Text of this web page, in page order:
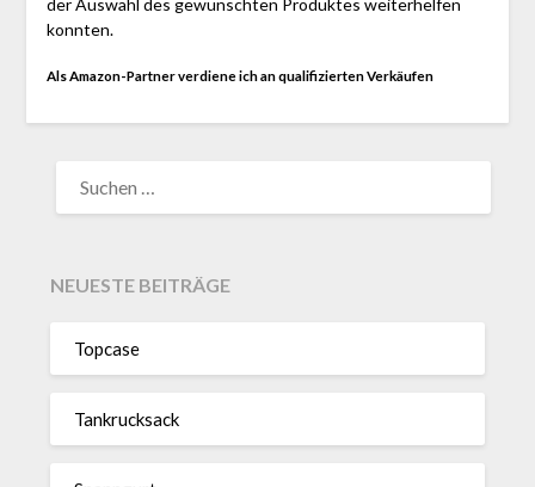
der Auswahl des gewünschten Produktes weiterhelfen
konnten.
Als Amazon-Partner verdiene ich an qualifizierten Verkäufen
NACH:
NEUESTE BEITRÄGE
Topcase
Tan­kruck­sack